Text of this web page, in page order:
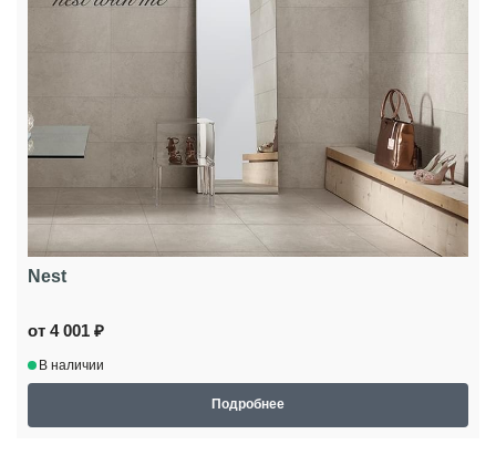
Nest
от 4 001 ₽
В наличии
Подробнее